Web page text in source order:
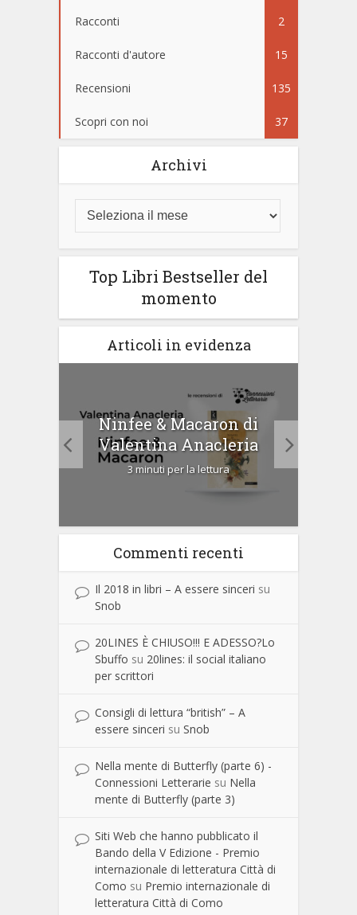
Racconti 2
Racconti d'autore 15
Recensioni 135
Scopri con noi 37
Archivi
Top Libri Bestseller del
momento
Articoli in evidenza
Ninfee & Macaron di
Valentina Anacleria
3 minuti per la lettura
Commenti recenti
Il 2018 in libri – A essere sinceri su
Snob
20LINES È CHIUSO!!! E ADESSO?Lo
Sbuffo su 20lines: il social italiano
per scrittori
Consigli di lettura “british” – A
essere sinceri su Snob
Nella mente di Butterfly (parte 6) -
Connessioni Letterarie su Nella
mente di Butterfly (parte 3)
Siti Web che hanno pubblicato il
Bando della V Edizione - Premio
internazionale di letteratura Città di
Como su Premio internazionale di
letteratura Città di Como